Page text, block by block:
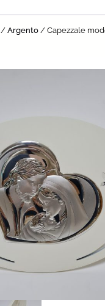
/ Argento / Capezzale